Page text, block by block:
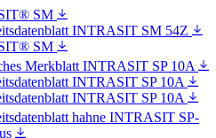
SM
INTRASIT SM 54Z
SM
Merkblatt INTRASIT SP 10A
INTRASIT SP 10A
INTRASIT SP 10A
hahne INTRASIT SP-